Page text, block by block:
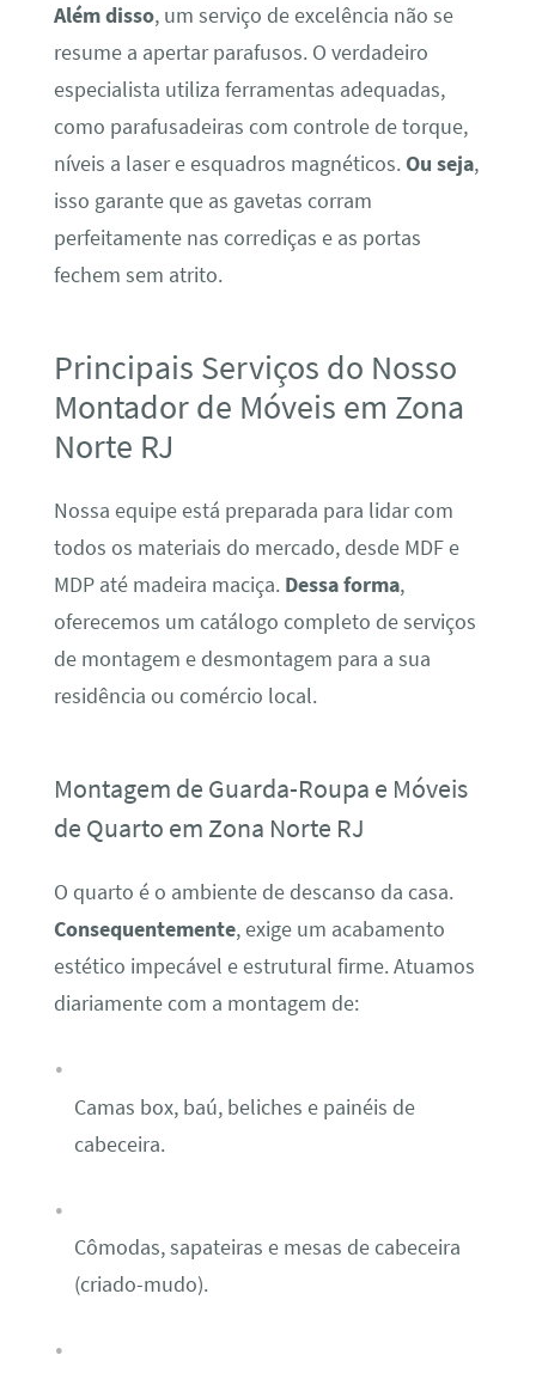
Além disso, um serviço de excelência não se
resume a apertar parafusos. O verdadeiro
especialista utiliza ferramentas adequadas,
como parafusadeiras com controle de torque,
níveis a laser e esquadros magnéticos.Ou seja,
isso garante que as gavetas corram
perfeitamente nas corrediças e as portas
fechem sem atrito.
Principais Serviços do Nosso
Montador de Móveis em Zona
Norte RJ
Nossa equipe está preparada para lidar com
todos os materiais do mercado, desde MDF e
MDP até madeira maciça. Dessa forma,
oferecemos um catálogo completo de serviços
de montagem e desmontagem para a sua
residência ou comércio local.
Montagem de Guarda-Roupa e Móveis
de Quarto em Zona Norte RJ
O quarto é o ambiente de descanso da casa.
Consequentemente, exige um acabamento
estético impecável e estrutural firme. Atuamos
diariamente com a montagem de:
Camas box, baú, beliches e painéis de
cabeceira.
Cômodas, sapateiras e mesas de cabeceira
(criado-mudo).